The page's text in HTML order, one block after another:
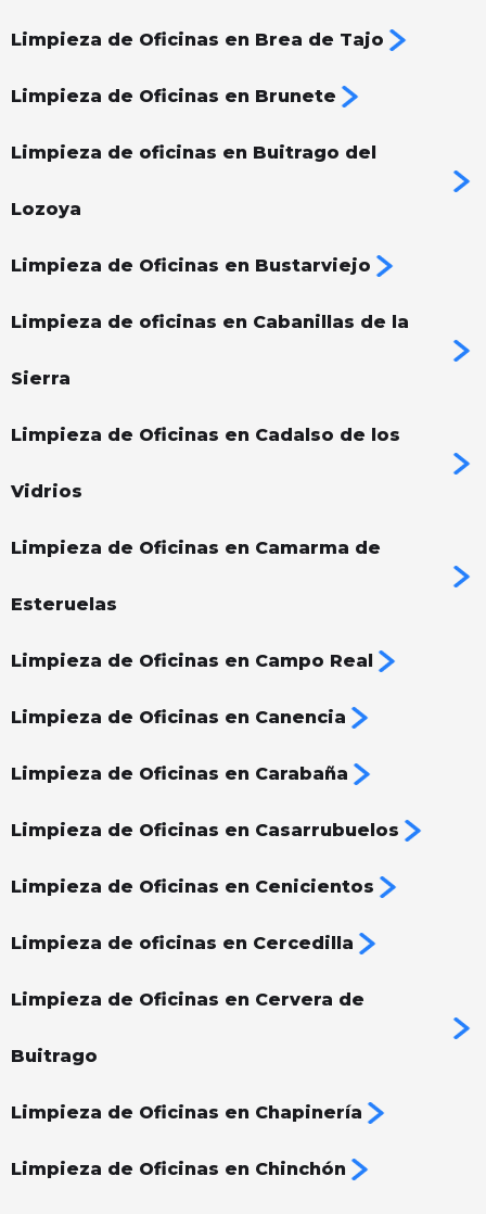
Limpieza de Oficinas en Brea de Tajo
Limpieza de Oficinas en Brunete
Limpieza de oficinas en Buitrago del
Lozoya
Limpieza de Oficinas en Bustarviejo
Limpieza de oficinas en Cabanillas de la
Sierra
Limpieza de Oficinas en Cadalso de los
Vidrios
Limpieza de Oficinas en Camarma de
Esteruelas
Limpieza de Oficinas en Campo Real
Limpieza de Oficinas en Canencia
Limpieza de Oficinas en Carabaña
Limpieza de Oficinas en Casarrubuelos
Limpieza de Oficinas en Cenicientos
Limpieza de oficinas en Cercedilla
Limpieza de Oficinas en Cervera de
Buitrago
Limpieza de Oficinas en Chapinería
Limpieza de Oficinas en Chinchón